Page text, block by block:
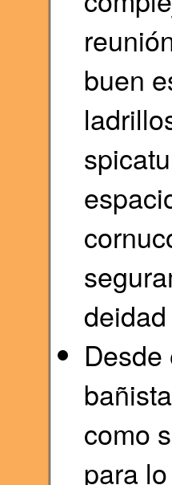
buen
como
para